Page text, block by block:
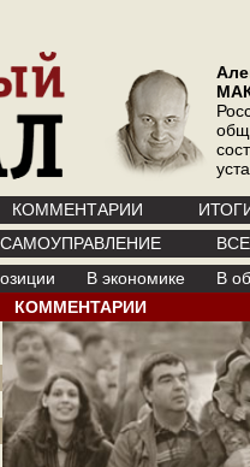
КОММЕНТАРИИ
САМОУПРАВЛЕНИЕ
В экономике
В
КОММЕНТАРИИ